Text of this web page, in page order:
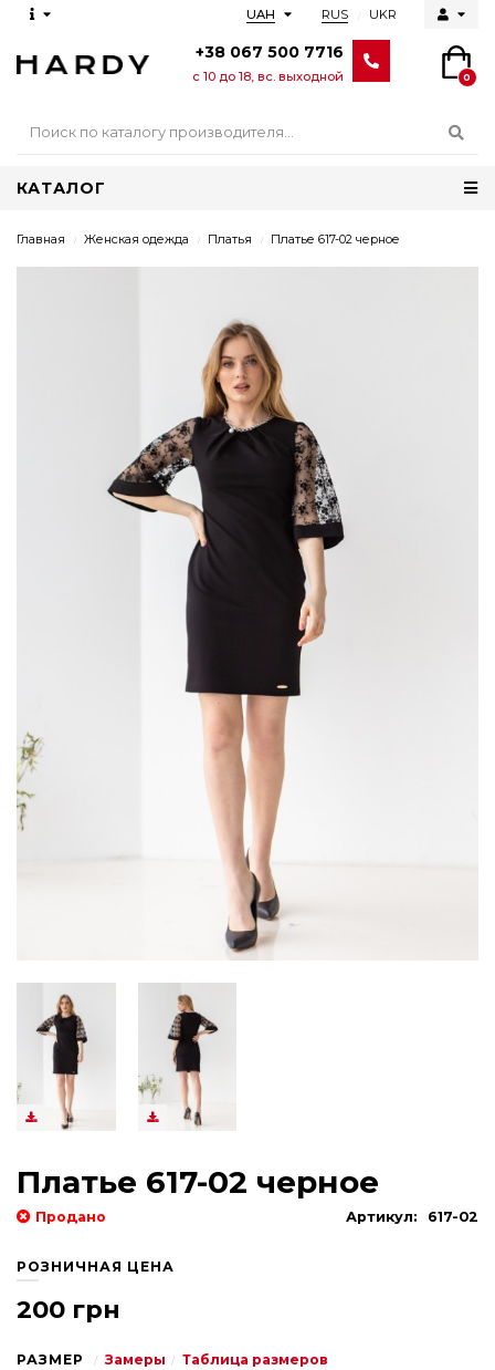
RUS UKR
UAH
+38 067 500 7716
с 10 до 18, вс. выходной 0
КАТАЛОГ
Главная Женская одежда Платья Платье 617-02 черное
Платье 617-02 черное
Продано Артикул: 617-02
РОЗНИЧНАЯ ЦЕНА
200 грн
РАЗМЕР Замеры Таблица размеров